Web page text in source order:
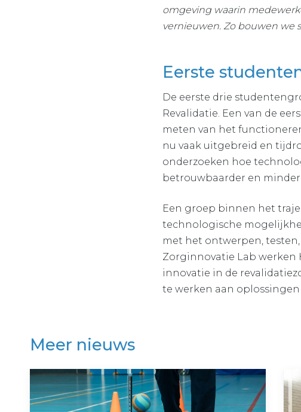
omgeving waarin
vernieuwen. Zo bouwen we
Eerste
De eerste drie
Revalidatie. Een van de
meten van het
nu vaak uitgebreid en
onderzoeken hoe
betrouwbaarder en
Een groep binnen het
technologische
met het ontwerpen,
Zorginnovatie Lab werken
innovatie in de
te werken aan
Meer nieuws